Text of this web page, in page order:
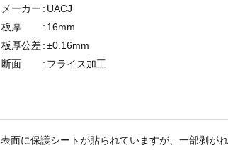
メーカー : UACJ
板厚
: 16mm
板厚公差:±0.16mm
断面
: フライス加工
表面に保護シートが貼られていますが、一部剥が